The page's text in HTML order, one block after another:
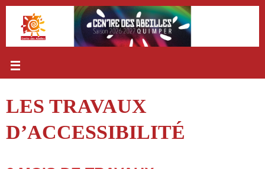
Passer
contenu
LES TRAVAUX
D’ACCESSIBILITÉ